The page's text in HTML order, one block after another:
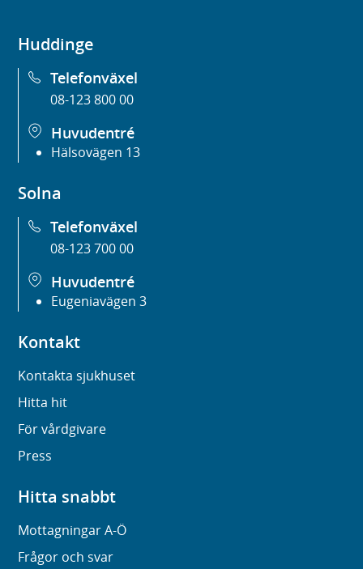
Huddinge
Telefonväxel
08-123 800 00
Huvudentré
Hälsovägen 13
Solna
Telefonväxel
08-123 700 00
Huvudentré
Eugeniavägen 3
Kontakt
Kontakta sjukhuset
Hitta hit
För vårdgivare
Press
Hitta snabbt
Mottagningar A-Ö
Frågor och svar